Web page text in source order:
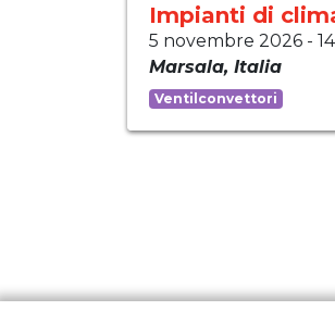
5 novembre 2026 -
Marsala, Italia
Ventilconvettori